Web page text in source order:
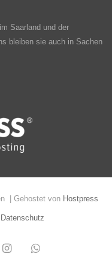
Saarland und der
bleiben sie auch in Sachen
| Gehostet von Hostpress
Datenschutz
InstagramWhatsApp